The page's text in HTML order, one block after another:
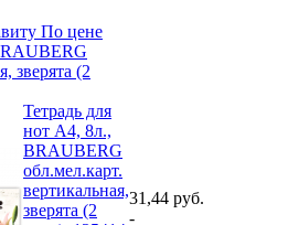
По цене
зверята (2
Тетрадь для
нот А4, 8л.,
BRAUBERG
обл.мел.карт.
вертикальная,
зверята (2
31,44 руб.
-